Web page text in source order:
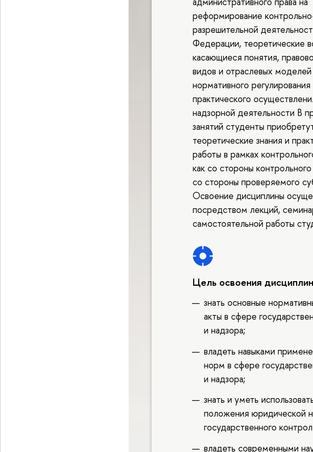
реформирование
разрешительной
Федерации, теоретические
касающиеся понятия,
видов и отраслевых
нормативного регулирования
практического
надзорной деятельности В
занятий студенты
теоретические знания и
работы в рамках
как со стороны контрольного
со стороны проверяемого
Освоение дисциплины
посредством лекций,
самостоятельной работы
Цель освоения
знать основные
акты в сфере
и надзора;
владеть навыками
норм в сфере
и надзора;
знать и уметь
положения юридической
государственного
владеть современными